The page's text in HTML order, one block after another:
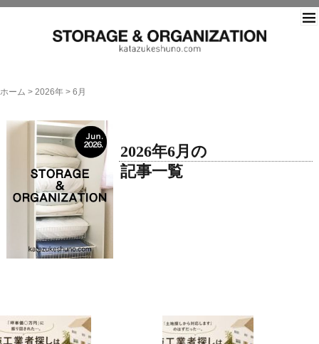
ホーム > 2026年 > 6月
2026年6月の
記事一覧